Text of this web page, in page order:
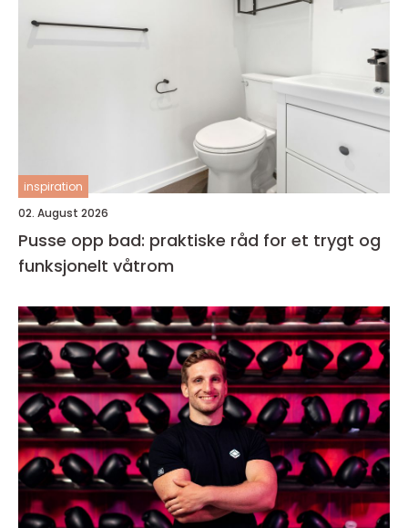
inspiration
02. August 2026
Pusse opp bad: praktiske råd for et trygt og
funksjonelt våtrom